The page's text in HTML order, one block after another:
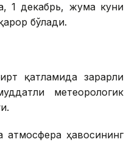
1 декабрь, жума куни
бўлади.
қатламида зарарли
метеорологик
атмосфера ҳавосининг